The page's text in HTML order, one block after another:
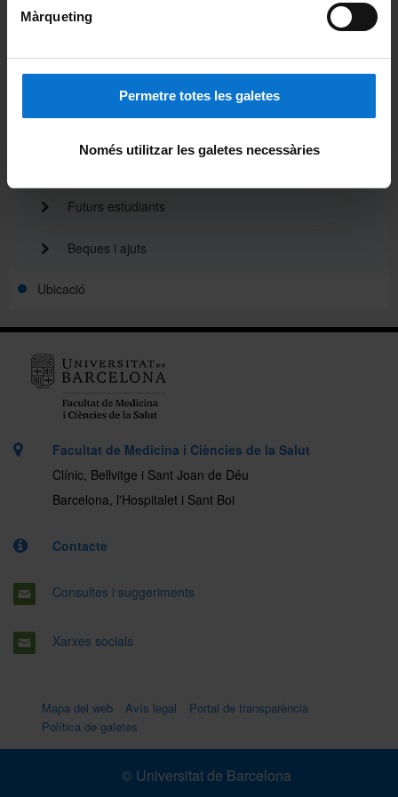
Màrqueting
Permetre totes les galetes
Només utilitzar les galetes necessàries
Agenda
Futurs estudiants
Beques i ajuts
Ubicació
Facultat de Medicina i Ciències de la Salut
Clínic, Bellvitge i Sant Joan de Déu
Barcelona, l'Hospitalet i Sant Boi
Contacte
Consultes i suggeriments
Xarxes socials
Mapa del web Avís legal
Portal de transparència
Política de galetes
© Universitat de Barcelona